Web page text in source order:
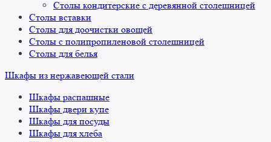
Столы кондитерские с деревянной столешницей
Столы вставки
Столы для доочистки овощей
Столы с полипропиленовой столешницей
Столы для белья
Шкафы из нержавеющей стали
Шкафы распашные
Шкафы двери купе
Шкафы для посуды
Шкафы для хлеба